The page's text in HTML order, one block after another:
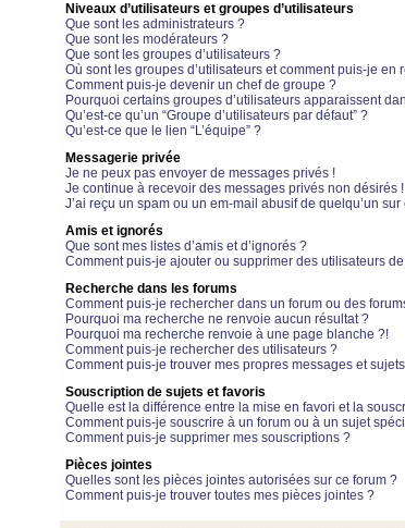
Niveaux d’utilisateurs et groupes d’utilisateurs
Que sont les administrateurs ?
Que sont les modérateurs ?
Que sont les groupes d’utilisateurs ?
Où sont les groupes d’utilisateurs et comment puis-je en
Comment puis-je devenir un chef de groupe ?
Pourquoi certains groupes d’utilisateurs apparaissent
Qu’est-ce qu’un “Groupe d’utilisateurs par défaut” ?
Qu’est-ce que le lien “L’équipe” ?
Messagerie privée
Je ne peux pas envoyer de messages privés !
Je continue à recevoir des messages privés non désirés !
J’ai reçu un spam ou un em-mail abusif de quelqu’un sur
Amis et ignorés
Que sont mes listes d’amis et d’ignorés ?
Comment puis-je ajouter ou supprimer des utilisateurs de
Recherche dans les forums
Comment puis-je rechercher dans un forum ou des
Pourquoi ma recherche ne renvoie aucun résultat ?
Pourquoi ma recherche renvoie à une page blanche ?!
Comment puis-je rechercher des utilisateurs ?
Comment puis-je trouver mes propres messages et
Souscription de sujets et favoris
Quelle est la différence entre la mise en favori et la
Comment puis-je souscrire à un forum ou à un sujet
Comment puis-je supprimer mes souscriptions ?
Pièces jointes
Quelles sont les pièces jointes autorisées sur ce forum ?
Comment puis-je trouver toutes mes pièces jointes ?